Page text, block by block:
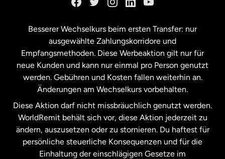
Malaysia
Neuseeland
Niederlande
Schweden
Besserer Wechselkurs beim ersten Transfer: nur
ausgewählte Zahlungskorridore und
Empfangsmethoden. Diese Werbeaktion gilt nur für
neue Kunden und kann nur einmal pro Person genutzt
werden. Gebühren und Kosten fallen weiterhin an.
Änderungen am Wechselkurs vorbehalten.
Diese Aktion darf nicht missbräuchlich genutzt werden.
WorldRemit behält sich vor, diese Aktion jederzeit zu
ändern, auszusetzen oder zu stornieren. Du haftest für
persönliche steuerliche Konsequenzen und für die
Einhaltung der einschlägigen Gesetze im